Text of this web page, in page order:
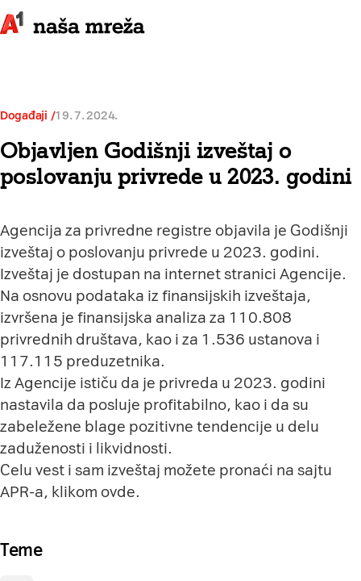
Događaji 19. 7. 2024.
Objavljen Godišnji izveštaj o
poslovanju privrede u 2023. godini
Agencija za privredne registre objavila je Godišnji
izveštaj o poslovanju privrede u 2023. godini.
Izveštaj je dostupan na internet stranici Agencije.
Na osnovu podataka iz finansijskih izveštaja,
izvršena je finansijska analiza za 110.808
privrednih društava, kao i za 1.536 ustanova i
117.115 preduzetnika.
Iz Agencije ističu da je privreda u 2023. godini
nastavila da posluje profitabilno, kao i da su
zabeležene blage pozitivne tendencije u delu
zaduženosti i likvidnosti.
Celu vest i sam izveštaj možete pronaći na sajtu
APR-a, klikom ovde.
Teme